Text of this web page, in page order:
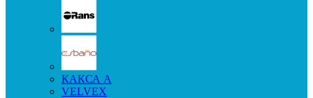
КАКСА А
VELVEX